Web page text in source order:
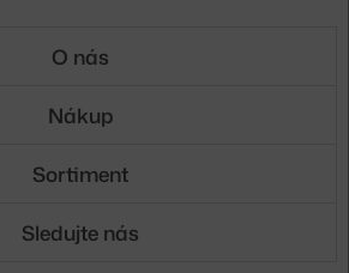
O nás
Nákup
Sortiment
Sledujte nás